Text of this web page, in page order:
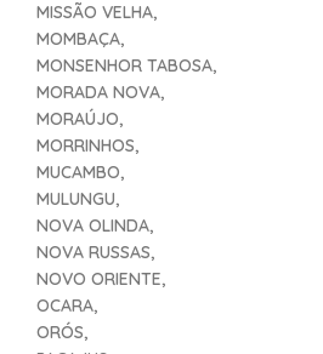
MISSÃO VELHA,
MOMBAÇA,
MONSENHOR TABOSA,
MORADA NOVA,
MORAÚJO,
MORRINHOS,
MUCAMBO,
MULUNGU,
NOVA OLINDA,
NOVA RUSSAS,
NOVO ORIENTE,
OCARA,
ORÓS,